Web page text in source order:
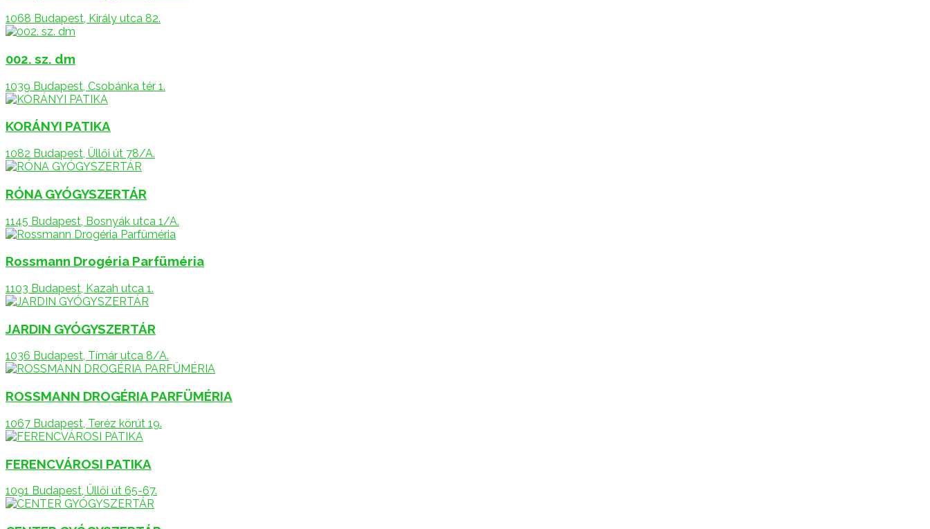
1068 Budapest, Király utca 82.
002. sz. dm
1039 Budapest, Csobánka tér 1.
KORÁNYI PATIKA
1082 Budapest, Üllői út 78/A.
RÓNA GYÓGYSZERTÁR
1145 Budapest, Bosnyák utca 1/A.
Rossmann Drogéria Parfüméria
1103 Budapest, Kazah utca 1.
JARDIN GYÓGYSZERTÁR
1036 Budapest, Tímár utca 8/A.
ROSSMANN DROGÉRIA PARFÜMÉRIA
1067 Budapest, Teréz körút 19.
FERENCVÁROSI PATIKA
1091 Budapest, Üllői út 65-67.